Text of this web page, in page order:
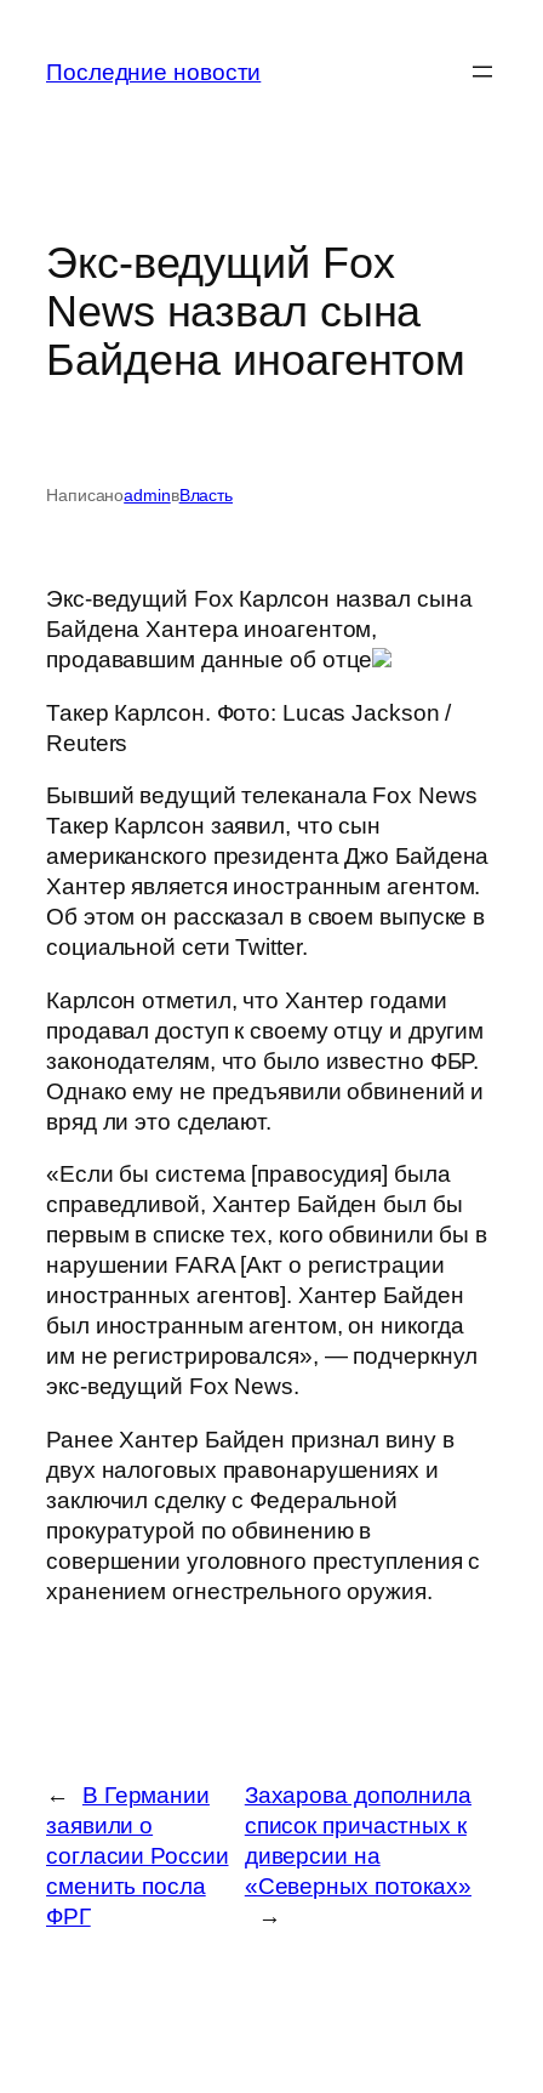
содержимому
Последние новости
Экс-ведущий Fox
News назвал сына
Байдена иноагентом
НаписаноadminвВласть
Экс-ведущий Fox Карлсон назвал сына
Байдена Хантера иноагентом,
продававшим данные об отце
Такер Карлсон. Фото: Lucas Jackson /
Reuters
Бывший ведущий телеканала Fox News
Такер Карлсон заявил, что сын
американского президента Джо Байдена
Хантер является иностранным агентом.
Об этом он рассказал в своем выпуске в
социальной сети Twitter.
Карлсон отметил, что Хантер годами
продавал доступ к своему отцу и другим
законодателям, что было известно ФБР.
Однако ему не предъявили обвинений и
вряд ли это сделают.
«Если бы система [правосудия] была
справедливой, Хантер Байден был бы
первым в списке тех, кого обвинили бы в
нарушении FARA [Акт о регистрации
иностранных агентов]. Хантер Байден
был иностранным агентом, он никогда
им не регистрировался», — подчеркнул
экс-ведущий Fox News.
Ранее Хантер Байден признал вину в
двух налоговых правонарушениях и
заключил сделку с Федеральной
прокуратурой по обвинению в
совершении уголовного преступления с
хранением огнестрельного оружия.
←
В Германии
заявили о
согласии России
сменить посла
ФРГ
Захарова дополнила
список причастных к
диверсии на
«Северных потоках»
→